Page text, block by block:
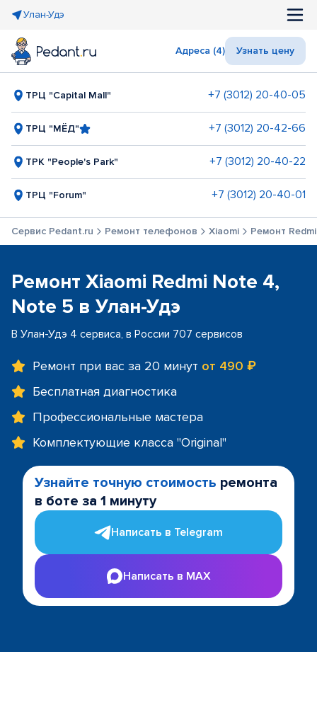
Улан-Удэ
Адреса (4) Узнать цену
ТРЦ "Capital Mall" +7 (3012) 20-40-05
ТРЦ "МЁД" +7 (3012) 20-42-66
ТРК "People's Park" +7 (3012) 20-40-22
ТРЦ "Forum" +7 (3012) 20-40-01
Сервис Pedant.ru Ремонт телефонов Xiaomi Ремонт
Ремонт Xiaomi Redmi Note 4,
Note 5 в Улан-Удэ
В Улан-Удэ 4 сервиса, в России 707 сервисов
Ремонт при вас за 20 минут от 490 ₽
Бесплатная диагностика
Профессиональные мастера
Комплектующие класса "Original"
Узнайте точную стоимость ремонта
в боте за 1 минуту
Написать в Telegram
Написать в MAX